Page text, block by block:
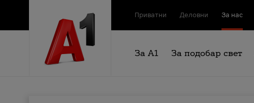
Приватни Деловни За нас
За А1 За подобар свет